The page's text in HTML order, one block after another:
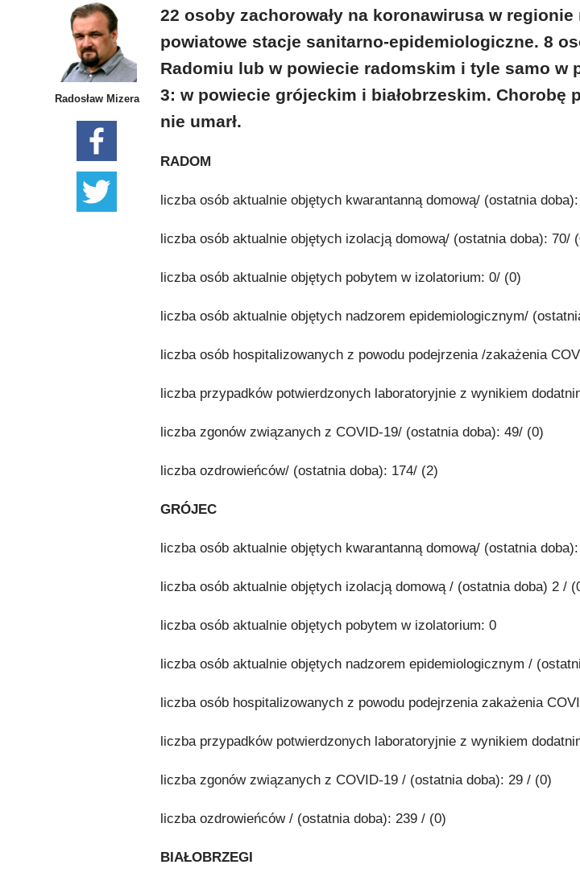
Radosław Mizera
22 osoby zachorowały na koronawirusa w
powiatowe stacje sanitarno-epidemiologiczne. 8
Radomiu lub w powiecie radomskim i tyle samo w
3: w powiecie grójeckim i białobrzeskim. Chorobę
nie umarł.
RADOM
liczba osób aktualnie objętych kwarantanną domową/ (ostatnia
liczba osób aktualnie objętych izolacją domową/ (ostatnia doba): 70/
liczba osób aktualnie objętych pobytem w izolatorium: 0/ (0)
liczba osób aktualnie objętych nadzorem epidemiologicznym/
liczba osób hospitalizowanych z powodu podejrzenia /zakażenia
liczba przypadków potwierdzonych laboratoryjnie z wynikiem
liczba zgonów związanych z COVID-19/ (ostatnia doba): 49/ (0)
liczba ozdrowieńców/ (ostatnia doba): 174/ (2)
GRÓJEC
liczba osób aktualnie objętych kwarantanną domową/ (ostatnia
liczba osób aktualnie objętych izolacją domową / (ostatnia doba) 2 /
liczba osób aktualnie objętych pobytem w izolatorium: 0
liczba osób aktualnie objętych nadzorem epidemiologicznym /
liczba osób hospitalizowanych z powodu podejrzenia zakażenia
liczba przypadków potwierdzonych laboratoryjnie z wynikiem
liczba zgonów związanych z COVID-19 / (ostatnia doba): 29 / (0)
liczba ozdrowieńców / (ostatnia doba): 239 / (0)
BIAŁOBRZEGI